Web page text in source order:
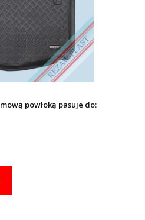
powłoką pasuje do: